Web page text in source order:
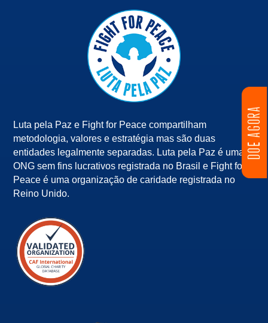
DOE AGORA
Luta pela Paz e Fight for Peace compartilham
metodologia, valores e estratégia mas são duas
entidades legalmente separadas. Luta pela Paz é uma
ONG sem fins lucrativos registrada no Brasil e Fight for
Peace é uma organização de caridade registrada no
Reino Unido.